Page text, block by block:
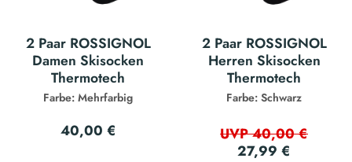
2 Paar ROSSIGNOL
Damen Skisocken
Thermotech
Farbe: Mehrfarbig
40,00 €
2 Paar ROSSIGNOL
Herren Skisocken
Thermotech
Farbe: Schwarz
UVP 40,00 €
27,99 €